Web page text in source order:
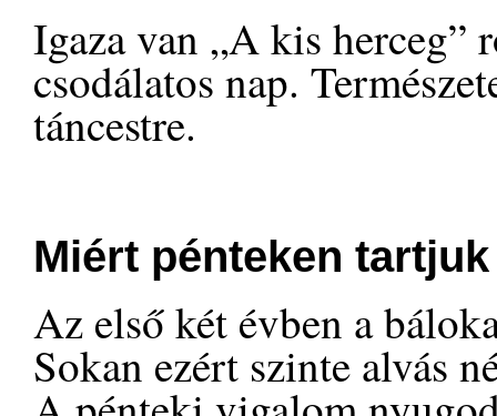
Igaza van „A kis herceg”
csodálatos nap.
táncestre.
Miért pénteken
Az első két évben a
Sokan ezért szinte alvás